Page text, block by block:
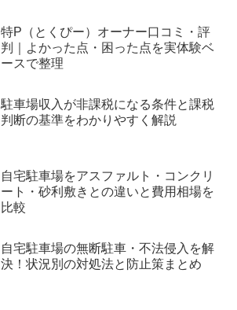
特P（とくぴー）オーナー口コミ・評
判｜よかった点・困った点を実体験ベ
ースで整理
駐車場収入が非課税になる条件と課税
判断の基準をわかりやすく解説
自宅駐車場をアスファルト・コンクリ
ート・砂利敷きとの違いと費用相場を
比較
自宅駐車場の無断駐車・不法侵入を解
決！状況別の対処法と防止策まとめ